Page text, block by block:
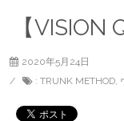
【VISION
2020年5月24日
: TRUNK METHOD,